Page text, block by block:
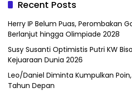
Recent Posts
Herry IP Belum Puas, Perombakan
Berlanjut hingga Olimpiade 2028
Susy Susanti Optimistis Putri KW
Kejuaraan Dunia 2026
Leo/Daniel Diminta Kumpulkan
Tahun Depan